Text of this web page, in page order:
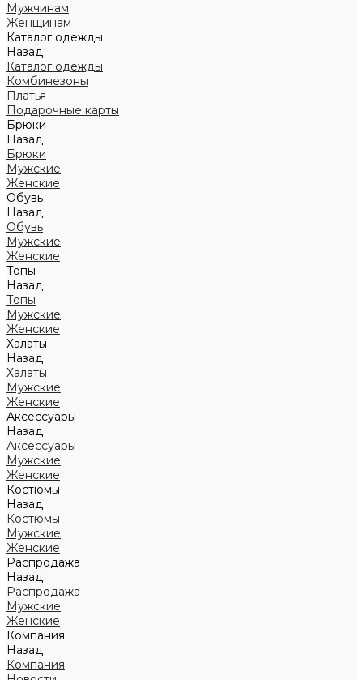
Мужчинам
Женщинам
Каталог одежды
Назад
Каталог одежды
Комбинезоны
Платья
Подарочные карты
Брюки
Назад
Брюки
Мужские
Женские
Обувь
Назад
Обувь
Мужские
Женские
Топы
Назад
Топы
Мужские
Женские
Халаты
Назад
Халаты
Мужские
Женские
Аксессуары
Назад
Аксессуары
Мужские
Женские
Костюмы
Назад
Костюмы
Мужские
Женские
Распродажа
Назад
Распродажа
Мужские
Женские
Компания
Назад
Компания